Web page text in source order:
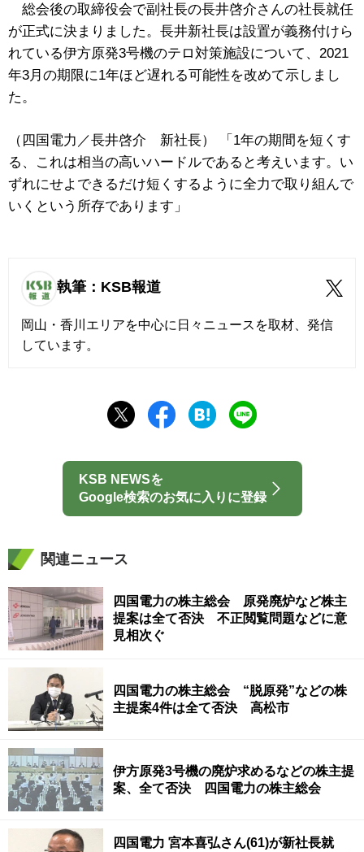
総会後の取締役会で副社長の長井啓介さんの社長就任
が正式に決まりました。長井新社長は設置が義務付けら
れている伊方原発3号機のテロ対策施設について、2021
年3月の期限に1年ほど遅れる可能性を改めて示しまし
た。
（四国電力／長井啓介 新社長） 「1年の期間を短くす
る、これは相当の高いハードルであると考えいます。い
ずれにせよできるだけ短くするように全力で取り組んで
いくという所存であります」
執筆：KSB報道
岡山・香川エリアを中心に日々ニュースを取材、発信
しています。
KSB NEWSを
Google検索のお気に入りに登録
関連ニュース
四国電力の株主総会 原発廃炉など株主
提案は全て否決 不正閲覧問題などに意
見相次ぐ
四国電力の株主総会 “脱原発”などの株
主提案4件は全て否決 高松市
伊方原発3号機の廃炉求めるなどの株主提
案、全て否決 四国電力の株主総会
四国電力 宮本喜弘さん(61)が新社長就